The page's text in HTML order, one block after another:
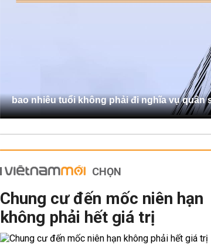
bao nhiêu tuổi không phải đi nghĩa vụ quân
CHỌN
Chung cư đến mốc niên hạn
không phải hết giá trị